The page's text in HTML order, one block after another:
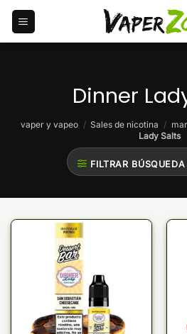
Saltar
contenido
Dinner
vaper y vapeo / Sales de nicotina /
Lady Salts
FILTRAR BÚSQUEDA